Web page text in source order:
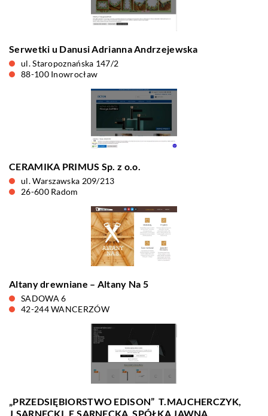
Serwetki u Danusi Adrianna Andrzejewska
ul. Staropoznańska 147/2
88-100 Inowrocław
CERAMIKA PRIMUS Sp. z o.o.
ul. Warszawska 209/213
26-600 Radom
Altany drewniane – Altany Na 5
SADOWA 6
42-244 WANCERZÓW
„PRZEDSIĘBIORSTWO EDISON” ­ T.MAJCHERCZYK,
J.SARNECKI, E.SARNECKA ­ SPÓŁKA JAWNA